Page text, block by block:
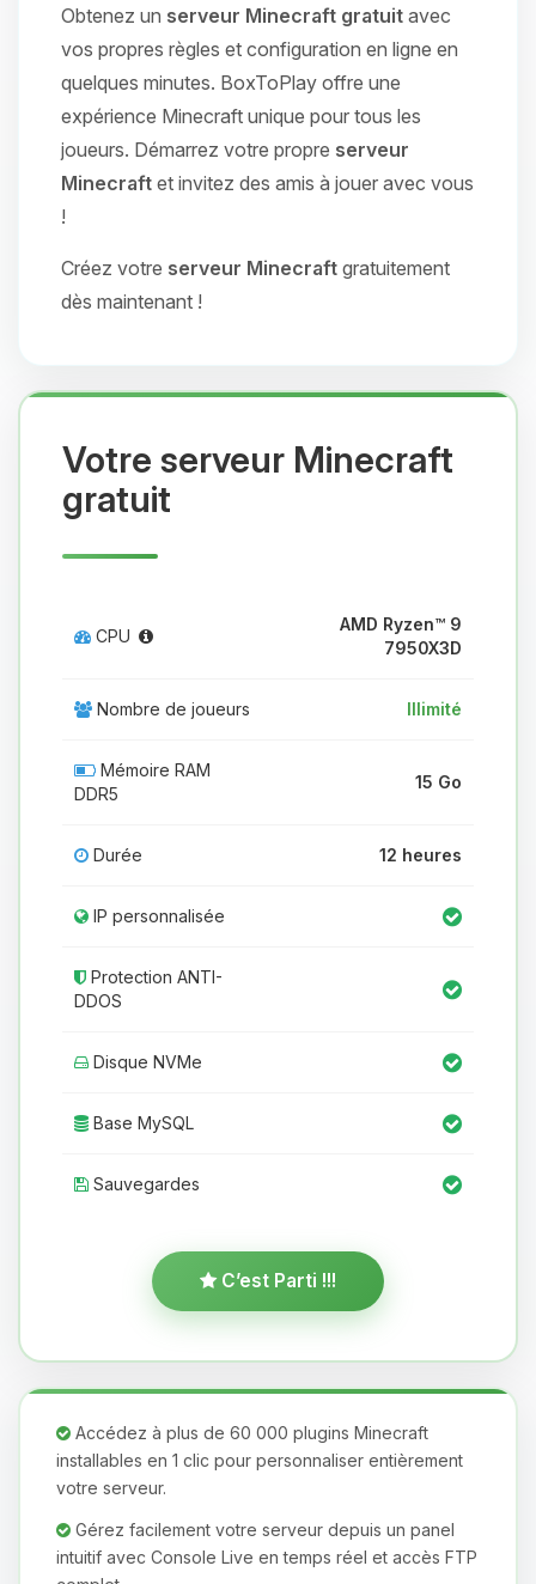
Obtenez un serveur Minecraft gratuit avec
vos propres règles et configuration en ligne en
quelques minutes. BoxToPlay offre une
expérience Minecraft unique pour tous les
joueurs. Démarrez votre propre serveur
Minecraft et invitez des amis à jouer avec vous
!
Créez votre serveur Minecraft gratuitement
dès maintenant !
Votre serveur Minecraft
gratuit
CPU
AMD Ryzen™ 9
7950X3D
Nombre de joueurs Illimité
Mémoire RAM
DDR5
15 Go
Durée 12 heures
IP personnalisée
Protection ANTI-
DDOS
Disque NVMe
Base MySQL
Sauvegardes
C’est Parti !!!
Accédez à plus de 60 000 plugins Minecraft
installables en 1 clic pour personnaliser entièrement
votre serveur.
Gérez facilement votre serveur depuis un panel
intuitif avec Console Live en temps réel et accès FTP